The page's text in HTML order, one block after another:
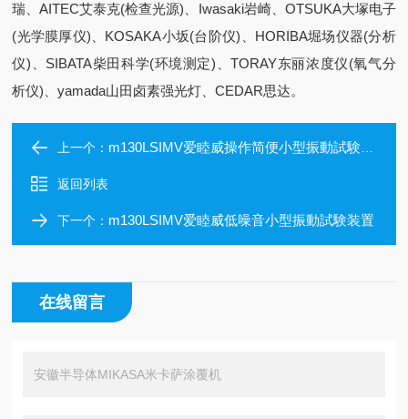
瑞、AITEC艾泰克(检查光源)、Iwasaki岩崎、OTSUKA大塚电子
(光学膜厚仪)、KOSAKA小坂(台阶仪)、HORIBA堀场仪器(分析
仪)、SIBATA柴田科学(环境测定)、TORAY东丽浓度仪(氧气分
析仪)、yamada山田卤素强光灯、CEDAR思达。
上一个： m130LSIMV爱睦威操作简便小型振動試験装置
返回列表
下一个： m130LSIMV爱睦威低噪音小型振動試験装置
在线留言